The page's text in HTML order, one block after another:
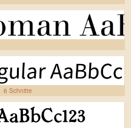
6 Schnitte